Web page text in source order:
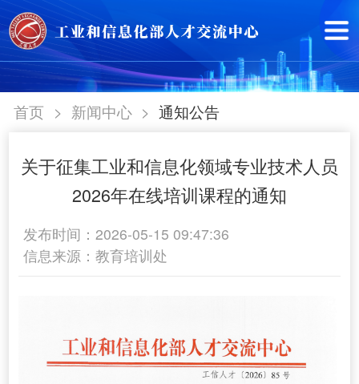
首页 > 新闻中心 > 通知公告
关于征集工业和信息化领域专业技术人员
2026年在线培训课程的通知
发布时间：2026-05-15 09:47:36
信息来源：教育培训处